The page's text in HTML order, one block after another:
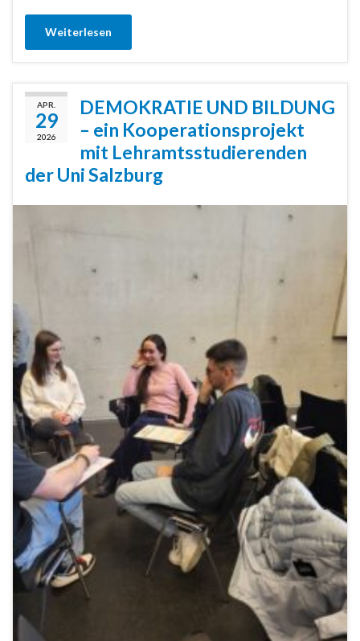
Weiterlesen
APR.
29
2026
DEMOKRATIE UND BILDUNG
– ein Kooperationsprojekt
mit Lehramtsstudierenden
der Uni Salzburg